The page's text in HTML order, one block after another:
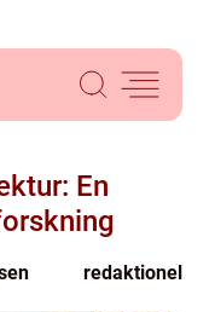
En
redaktionel